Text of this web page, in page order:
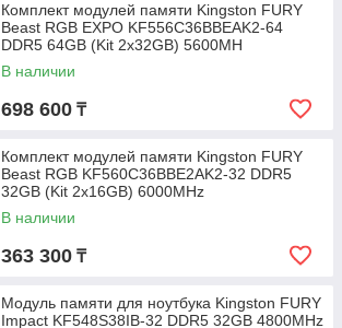
Комплект модулей памяти Kingston FURY
Beast RGB EXPO KF556C36BBEAK2-64
DDR5 64GB (Kit 2x32GB) 5600MH
В наличии
698 600 ₸
Комплект модулей памяти Kingston FURY
Beast RGB KF560C36BBE2AK2-32 DDR5
32GB (Kit 2x16GB) 6000MHz
В наличии
363 300 ₸
Модуль памяти для ноутбука Kingston FURY
Impact KF548S38IB-32 DDR5 32GB 4800MHz